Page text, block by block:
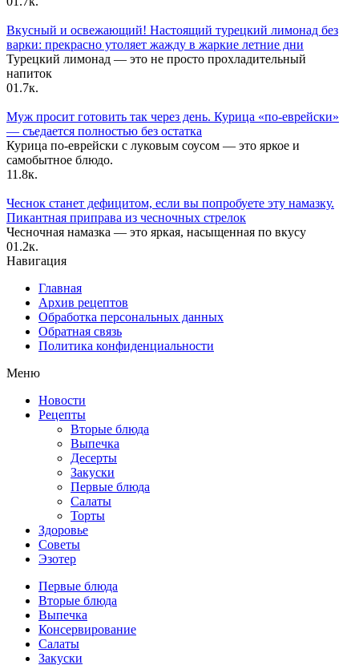
Вкусный и освежающий! Настоящий турецкий лимонад без
варки: прекрасно утоляет жажду в жаркие летние дни
Турецкий лимонад — это не просто прохладительный
напиток
01.7к.
Муж просит готовить так через день. Курица «по-еврейски»
— съедается полностью без остатка
Курица по-еврейски с луковым соусом — это яркое и
самобытное блюдо.
11.8к.
Чеснок станет дефицитом, если вы попробуете эту намазку.
Пикантная приправа из чесночных стрелок
Чесночная намазка — это яркая, насыщенная по вкусу
01.2к.
Навигация
Главная
Архив рецептов
Обработка персональных данных
Обратная связь
Политика конфиденциальности
Меню
Новости
Рецепты
Вторые блюда
Выпечка
Десерты
Закуски
Первые блюда
Салаты
Торты
Здоровье
Советы
Эзотер
Первые блюда
Вторые блюда
Выпечка
Консервирование
Салаты
Закуски